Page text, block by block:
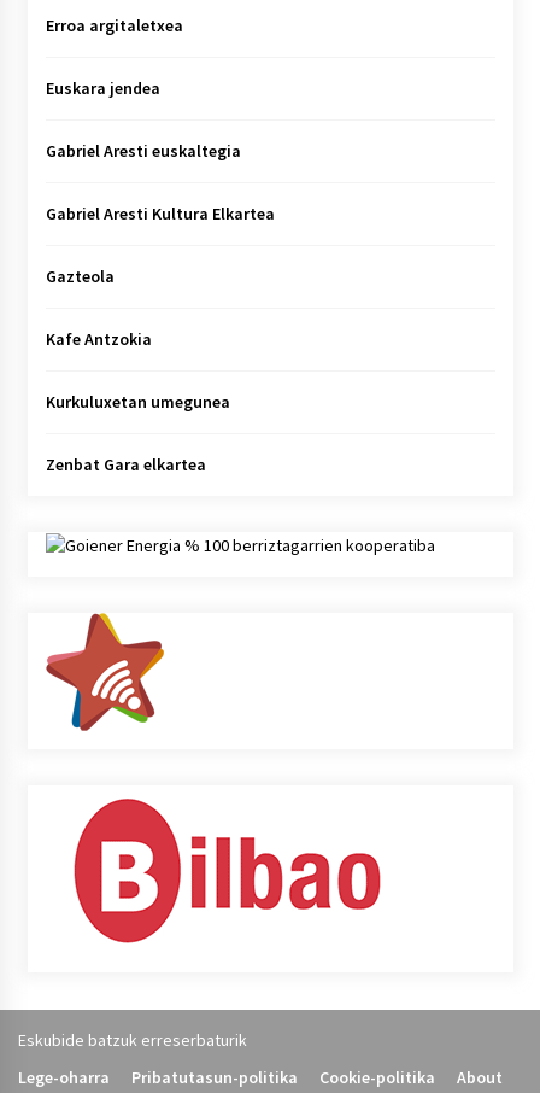
Erroa argitaletxea
Euskara jendea
Gabriel Aresti euskaltegia
Gabriel Aresti Kultura Elkartea
Gazteola
Kafe Antzokia
Kurkuluxetan umegunea
Zenbat Gara elkartea
Eskubide batzuk erreserbaturik
Lege-oharra
Pribatutasun-politika Cookie-politika About